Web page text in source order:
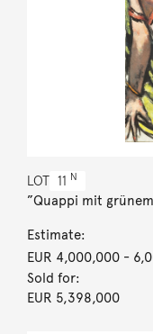
LOT 11 N
”Quappi mit
Estimate:
EUR 4,000,000-
Sold for:
EUR 5,398,000